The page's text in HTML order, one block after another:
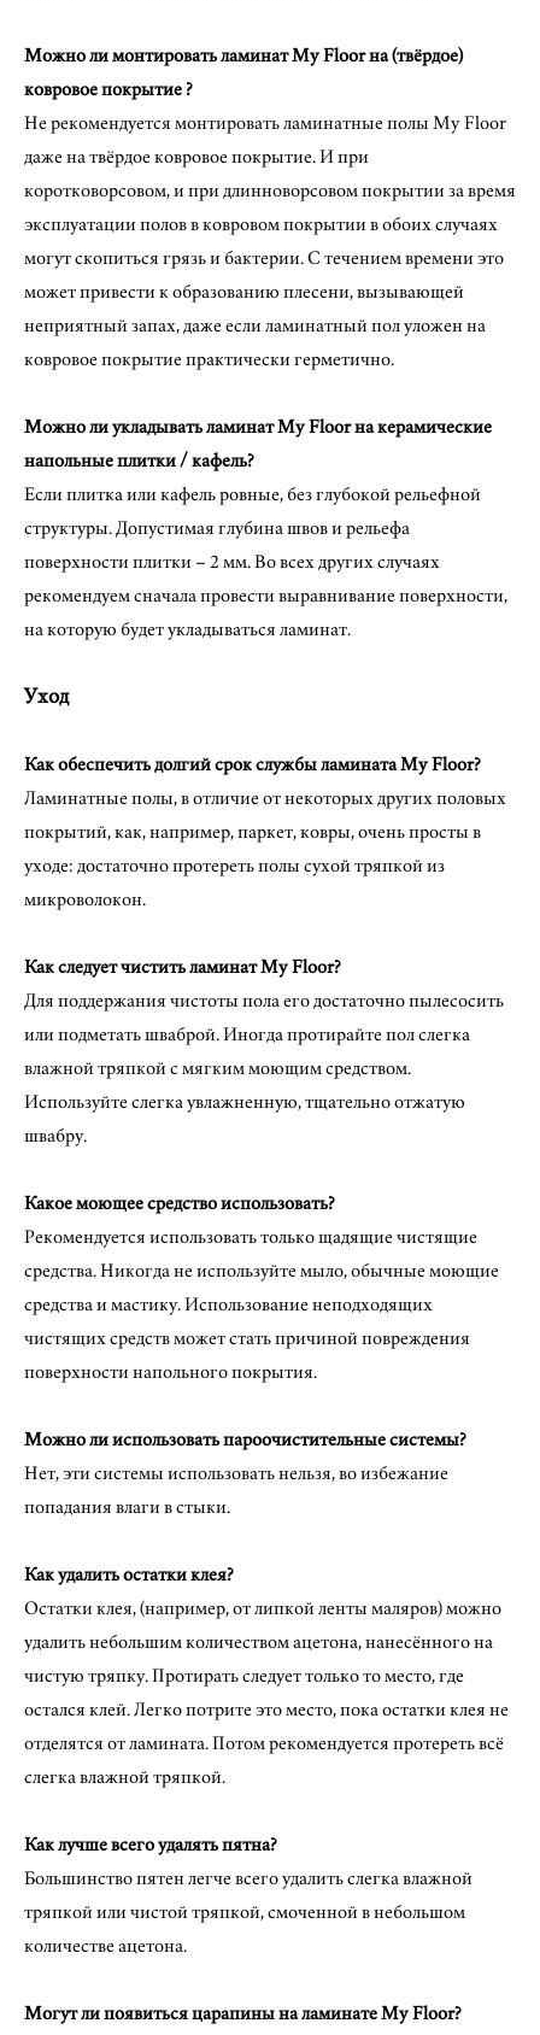
Можно ли монтировать ламинат My Floor на (твёрдое)
ковровое покрытие ?
Не рекомендуется монтировать ламинатные полы My Floor
даже на твёрдое ковровое покрытие. И при
коротковорсовом, и при длинноворсовом покрытии за время
эксплуатации полов в ковровом покрытии в обоих случаях
могут скопиться грязь и бактерии. С течением времени это
может привести к образованию плесени, вызывающей
неприятный запах, даже если ламинатный пол уложен на
ковровое покрытие практически герметично.
Можно ли укладывать ламинат My Floor на керамические
напольные плитки / кафель?
Если плитка или кафель ровные, без глубокой рельефной
структуры. Допустимая глубина швов и рельефа
поверхности плитки – 2 мм. Во всех других случаях
рекомендуем сначала провести выравнивание поверхности,
на которую будет укладываться ламинат.
Уход
Как обеспечить долгий срок службы ламината My Floor?
Ламинатные полы, в отличие от некоторых других половых
покрытий, как, например, паркет, ковры, очень просты в
уходе: достаточно протереть полы сухой тряпкой из
микроволокон.
Как следует чистить ламинат My Floor?
Для поддержания чистоты пола его достаточно пылесосить
или подметать шваброй. Иногда протирайте пол слегка
влажной тряпкой с мягким моющим средством.
Используйте слегка увлажненную, тщательно отжатую
швабру.
Какое моющее средство использовать?
Рекомендуется использовать только щадящие чистящие
средства. Никогда не используйте мыло, обычные моющие
средства и мастику. Использование неподходящих
чистящих средств может стать причиной повреждения
поверхности напольного покрытия.
Можно ли использовать пароочистительные системы?
Нет, эти системы использовать нельзя, во избежание
попадания влаги в стыки.
Как удалить остатки клея?
Остатки клея, (например, от липкой ленты маляров) можно
удалить небольшим количеством ацетона, нанесённого на
чистую тряпку. Протирать следует только то место, где
остался клей. Легко потрите это место, пока остатки клея не
отделятся от ламината. Потом рекомендуется протереть всё
слегка влажной тряпкой.
Как лучше всего удалять пятна?
Большинство пятен легче всего удалить слегка влажной
тряпкой или чистой тряпкой, смоченной в небольшом
количестве ацетона.
Могут ли появиться царапины на ламинате My Floor?